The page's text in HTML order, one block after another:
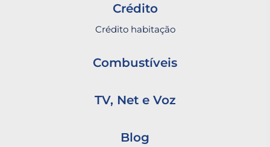
Crédito
Crédito habitação
Combustíveis
TV, Net e Voz
Blog